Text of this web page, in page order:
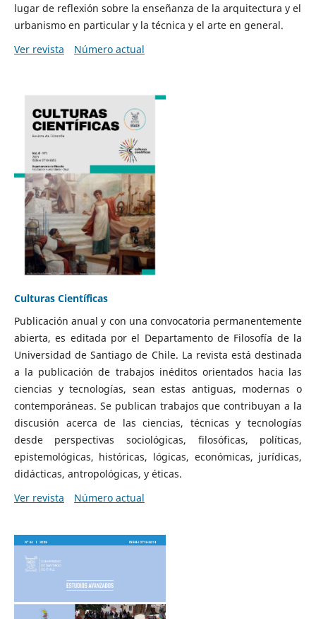
lugar de reflexión sobre la enseñanza de la arquitectura y el
urbanismo en particular y la técnica y el arte en general.
Ver revista
Número actual
Culturas Científicas
Publicación anual y con una convocatoria permanentemente
abierta, es editada por el Departamento de Filosofía de la
Universidad de Santiago de Chile. La revista está destinada
a la publicación de trabajos inéditos orientados hacia las
ciencias y tecnologías, sean estas antiguas, modernas o
contemporáneas. Se publican trabajos que contribuyan a la
discusión acerca de las ciencias, técnicas y tecnologías
desde perspectivas sociológicas, filosóficas, políticas,
epistemológicas, históricas, lógicas, económicas, jurídicas,
didácticas, antropológicas, y éticas.
Ver revista
Número actual